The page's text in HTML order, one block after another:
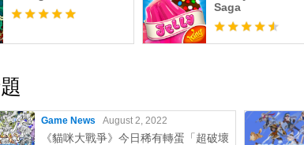
Saga
Game News August 2, 2022
《貓咪大戰爭》今日稀有轉蛋「超破壞